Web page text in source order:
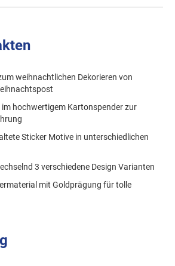
weihnachtlichen Dekorieren von
im hochwertigem Kartonspender zur
Sticker Motive in unterschiedlichen
3 verschiedene Design Varianten
mit Goldprägung für tolle